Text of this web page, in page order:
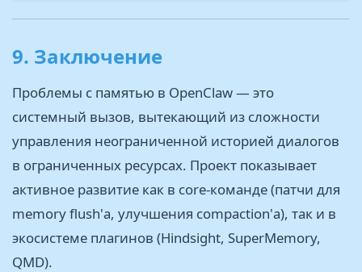
9. Заключение
Проблемы с памятью в OpenClaw — это
системный вызов, вытекающий из сложности
управления неограниченной историей диалогов
в ограниченных ресурсах. Проект показывает
активное развитие как в core-команде (патчи для
memory flush'а, улучшения compaction'а), так и в
экосистеме плагинов (Hindsight, SuperMemory,
QMD).